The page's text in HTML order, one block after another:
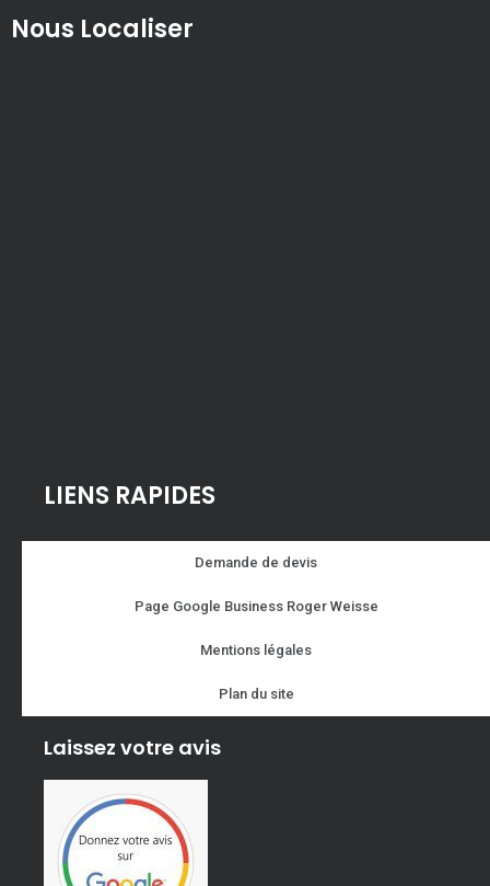
Nous Localiser
LIENS RAPIDES
Demande de devis
Page Google Business Roger Weisse
Mentions légales
Plan du site
Laissez votre avis